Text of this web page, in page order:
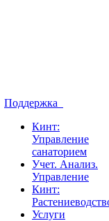
Поддержка
Кинт:
Управление
санаторием
Учет. Анализ.
Управление
Кинт:
Услуги